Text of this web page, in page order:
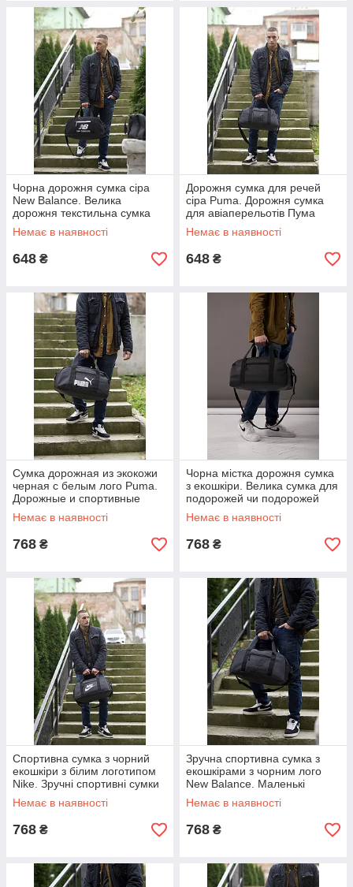
Чорна дорожня сумка сіра
New Balance. Велика
дорожня текстильна сумка
Нью Беланс
Немає в наявності
648 ₴
Дорожня сумка для речей
сіра Puma. Дорожня сумка
для авіаперельотів Пума
Немає в наявності
648 ₴
Сумка дорожная из экокожи
черная с белым лого Puma.
Дорожные и спортивные
сумки для путешествий Пума
Немає в наявності
768 ₴
Чорна містка дорожня сумка
з екошкіри. Велика сумка для
подорожей чи подорожей
Немає в наявності
768 ₴
Спортивна сумка з чорний
екошкіри з білим логотипом
Nike. Зручні спортивні сумки
для подорожей Найк
Немає в наявності
768 ₴
Зручна спортивна сумка з
екошкірами з чорним лого
New Balance. Маленькі
дорожні сумки Нью Беленс
Немає в наявності
768 ₴